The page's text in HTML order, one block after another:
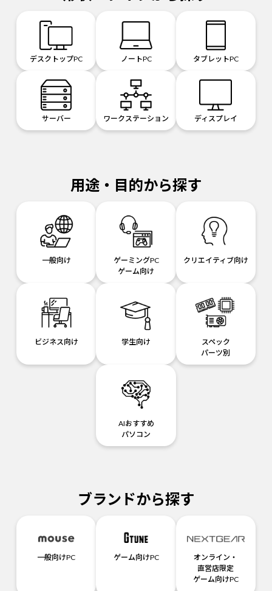
デスクトップPC ノートPC タブレットPC
サーバー ワークステーション ディスプレイ
用途・目的から探す
一般向け
ゲーミングPC
ゲーム向け
クリエイティブ向け
ビジネス向け 学生向け
スペック
パーツ別
AIおすすめ
パソコン
ブランドから探す
一般向けPC ゲーム向けPC
オンライン・
直営店限定
ゲーム向けPC